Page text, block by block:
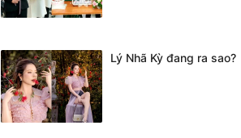
Lý Nhã Kỳ đang ra sao?